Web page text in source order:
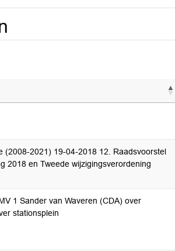
(2008-2021) 19-04-2018 12. Raadsvoorstel
2018 en Tweede wijzigingsverordening
1 Sander van Waveren (CDA) over
stationsplein